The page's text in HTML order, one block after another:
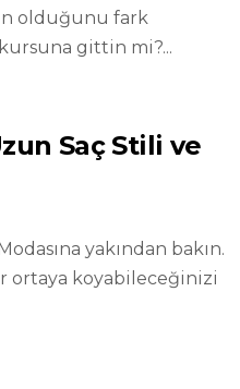
olduğunu fark
gittin mi?...
Saç Stili ve
yakından bakın.
ortaya koyabileceğinizi